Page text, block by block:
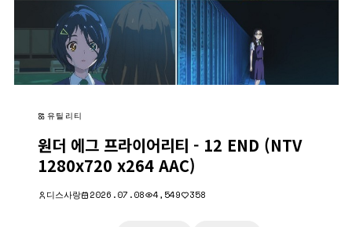
유틸리티
원더 에그 프라이어리티 - 12 END (NTV
1280x720 x264 AAC)
디스사랑 2026.07.08 4,549 358